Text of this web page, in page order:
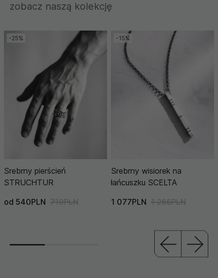
zobacz naszą kolekcję
-25%
Srebrny pierścień
STRUCHTUR
od 540PLN 719PLN
-15%
Srebrny wisiorek na
łańcuszku SCELTA
1 077PLN 1 266PLN